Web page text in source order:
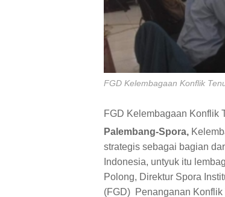
FGD Kelembagaan Konflik
FGD Kelembagaan Konflik
Palembang-Spora,
strategis sebagai bagian
Indonesia, untyuk itu
Polong, Direktur Spora
(FGD) Penanganan